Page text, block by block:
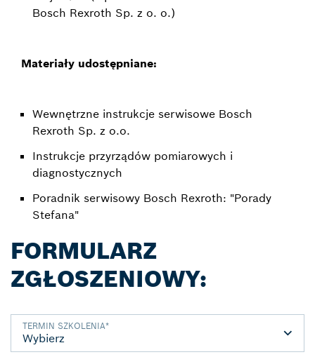
Bosch Rexroth Sp. z o. o.)
Materiały udostępniane:
Wewnętrzne instrukcje serwisowe Bosch
Rexroth Sp. z o.o.
Instrukcje przyrządów pomiarowych i
diagnostycznych
Poradnik serwisowy Bosch Rexroth: "Porady
Stefana"
FORMULARZ
ZGŁOSZENIOWY:
TERMIN SZKOLENIA*